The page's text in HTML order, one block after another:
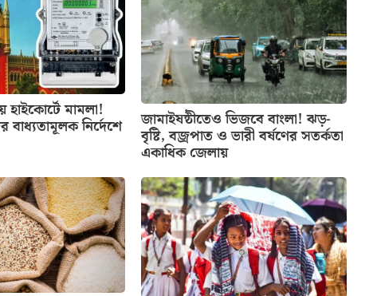
হাইকোর্টে মামলা!
বাধ্যতামূলক নির্দেশে জামাইষষ্ঠীতেও ভিজবে বাংলা! ঝড়-
বৃষ্টি, বজ্রপাত ও ভারী বর্ষণের সতর্কতা
একাধিক জেলায়